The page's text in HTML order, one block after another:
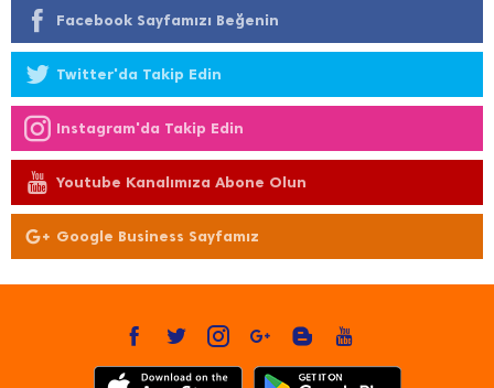
Facebook Sayfamızı Beğenin
Twitter'da Takip Edin
Instagram'da Takip Edin
Youtube Kanalımıza Abone Olun
Google Business Sayfamız